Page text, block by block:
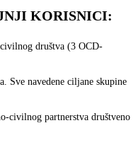
KORISNICI:
društva (3 OCD-
Sve navedene ciljane skupine
civilnog partnerstva društveno